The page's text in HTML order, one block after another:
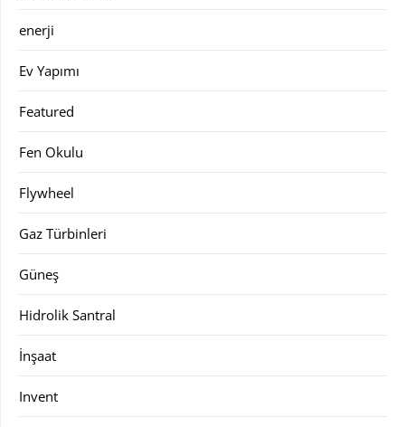
enerji
Ev Yapımı
Featured
Fen Okulu
Flywheel
Gaz Türbinleri
Güneş
Hidrolik Santral
İnşaat
Invent